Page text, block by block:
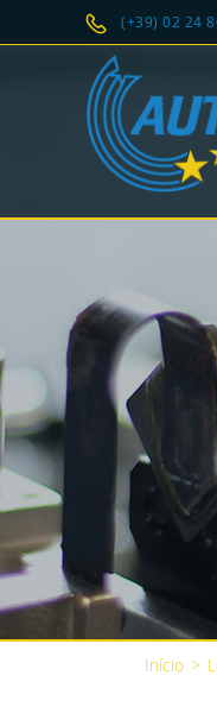
(+39) 02 24
Início >